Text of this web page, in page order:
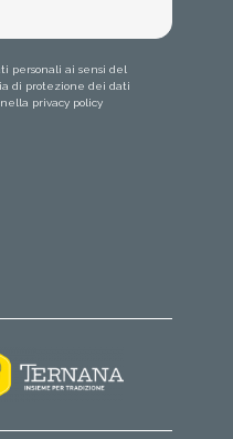
personali ai sensi del
di protezione dei dati
nella privacy policy